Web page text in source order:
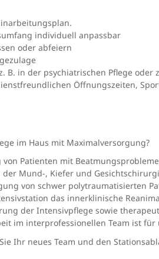
individuell anpassbar
oder abfeiern
in der psychiatrischen Pflege oder
Öffnungszeiten,
im Haus mit Maximalversorgung?
Patienten mit
Mund-, Kiefer und
von schwer polytraumatisierten
das innerklinische
der Intensivpflege sowie
im interprofessionellen Team ist
Ihr neues Team und den